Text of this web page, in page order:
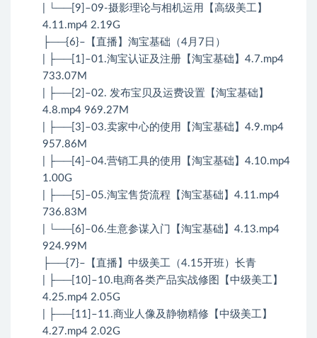
| └──[9]–09-摄影理论与相机运用【高级美工】
4.11.mp4 2.19G
├──{6}–【直播】淘宝基础（4月7日）
| ├──[1]–01.淘宝认证及注册【淘宝基础】4.7.mp4
733.07M
| ├──[2]–02. 发布宝贝及运费设置【淘宝基础】
4.8.mp4 969.27M
| ├──[3]–03.卖家中心的使用【淘宝基础】4.9.mp4
957.86M
| ├──[4]–04.营销工具的使用【淘宝基础】4.10.mp4
1.00G
| ├──[5]–05.淘宝售货流程【淘宝基础】4.11.mp4
736.83M
| └──[6]–06.生意参谋入门【淘宝基础】4.13.mp4
924.99M
├──{7}–【直播】中级美工（4.15开班）长青
| ├──[10]–10.电商各类产品实战修图【中级美工】
4.25.mp4 2.05G
| ├──[11]–11.商业人像及静物精修【中级美工】
4.27.mp4 2.02G